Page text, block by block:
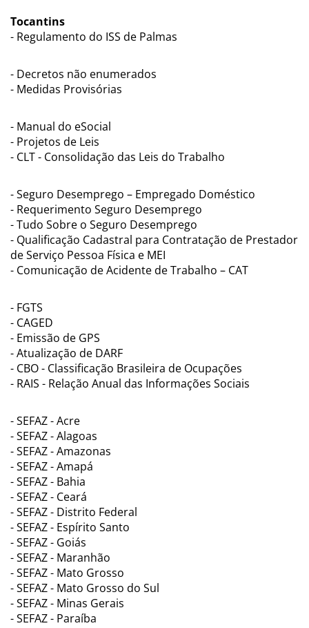
Tocantins
- Regulamento do ISS de Palmas
- Decretos não enumerados
- Medidas Provisórias
- Manual do eSocial
- Projetos de Leis
- CLT - Consolidação das Leis do Trabalho
- Seguro Desemprego – Empregado Doméstico
- Requerimento Seguro Desemprego
- Tudo Sobre o Seguro Desemprego
- Qualificação Cadastral para Contratação de Prestador
de Serviço Pessoa Física e MEI
- Comunicação de Acidente de Trabalho – CAT
- FGTS
- CAGED
- Emissão de GPS
- Atualização de DARF
- CBO - Classificação Brasileira de Ocupações
- RAIS - Relação Anual das Informações Sociais
- SEFAZ - Acre
- SEFAZ - Alagoas
- SEFAZ - Amazonas
- SEFAZ - Amapá
- SEFAZ - Bahia
- SEFAZ - Ceará
- SEFAZ - Distrito Federal
- SEFAZ - Espírito Santo
- SEFAZ - Goiás
- SEFAZ - Maranhão
- SEFAZ - Mato Grosso
- SEFAZ - Mato Grosso do Sul
- SEFAZ - Minas Gerais
- SEFAZ - Paraíba